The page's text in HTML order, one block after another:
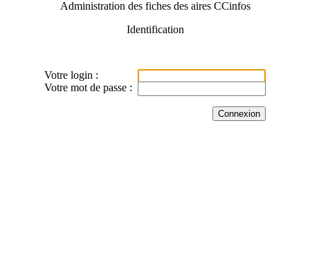
Administration des fiches des aires CCinfos
Identification
Votre login :
Votre mot de passe :